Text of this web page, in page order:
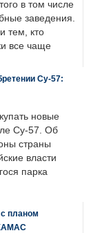
в том числе
заведения.
тем, кто
все чаще
Су-57:
новые
Су-57. Об
страны
власти
парка
планом